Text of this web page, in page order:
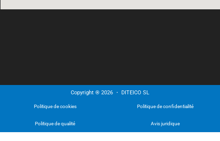
Copyright ® 2026 ・ DITEICO SL
Politique de cookies Politique de confidentialité
Politique de qualité Avis juridique